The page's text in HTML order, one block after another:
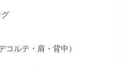
コルテ・肩・背中）